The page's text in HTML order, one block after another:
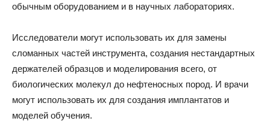
обычным оборудованием и в научных лабораториях.
Исследователи могут использовать их для замены
сломанных частей инструмента, создания нестандартных
держателей образцов и моделирования всего, от
биологических молекул до нефтеносных пород. И врачи
могут использовать их для создания имплантатов и
моделей обучения.